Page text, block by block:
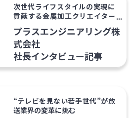
次世代ライフスタイルの実現に
貢献する金属加工クリエイター
の新しい挑戦
プラスエンジニアリング株
式会社
社長インタビュー記事
“テレビを見ない若手世代”が放
送業界の変革に挑む